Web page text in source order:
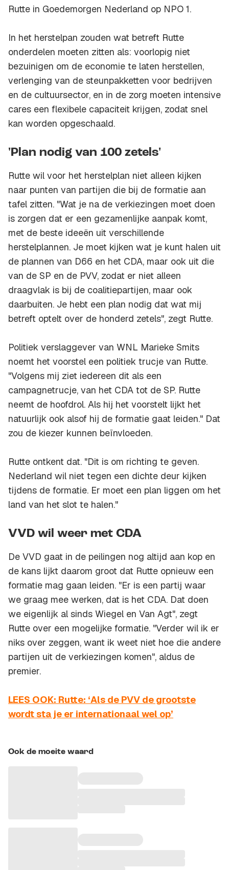
Rutte in Goedemorgen Nederland op NPO 1.
In het herstelpan zouden wat betreft Rutte
onderdelen moeten zitten als: voorlopig niet
bezuinigen om de economie te laten herstellen,
verlenging van de steunpakketten voor bedrijven
en de cultuursector, en in de zorg moeten intensive
cares een flexibele capaciteit krijgen, zodat snel
kan worden opgeschaald.
'Plan nodig van 100 zetels'
Rutte wil voor het herstelplan niet alleen kijken
naar punten van partijen die bij de formatie aan
tafel zitten. "Wat je na de verkiezingen moet doen
is zorgen dat er een gezamenlijke aanpak komt,
met de beste ideeën uit verschillende
herstelplannen. Je moet kijken wat je kunt halen uit
de plannen van D66 en het CDA, maar ook uit die
van de SP en de PVV, zodat er niet alleen
draagvlak is bij de coalitiepartijen, maar ook
daarbuiten. Je hebt een plan nodig dat wat mij
betreft optelt over de honderd zetels", zegt Rutte.
Politiek verslaggever van WNL Marieke Smits
noemt het voorstel een politiek trucje van Rutte.
"Volgens mij ziet iedereen dit als een
campagnetrucje, van het CDA tot de SP. Rutte
neemt de hoofdrol. Als hij het voorstelt lijkt het
natuurlijk ook alsof hij de formatie gaat leiden." Dat
zou de kiezer kunnen beïnvloeden.
Rutte ontkent dat. "Dit is om richting te geven.
Nederland wil niet tegen een dichte deur kijken
tijdens de formatie. Er moet een plan liggen om het
land van het slot te halen."
VVD wil weer met CDA
De VVD gaat in de peilingen nog altijd aan kop en
de kans lijkt daarom groot dat Rutte opnieuw een
formatie mag gaan leiden. "Er is een partij waar
we graag mee werken, dat is het CDA. Dat doen
we eigenlijk al sinds Wiegel en Van Agt", zegt
Rutte over een mogelijke formatie. "Verder wil ik er
niks over zeggen, want ik weet niet hoe die andere
partijen uit de verkiezingen komen", aldus de
premier.
LEES OOK: Rutte: ‘Als de PVV de grootste
wordt sta je er internationaal wel op’
Ook de moeite waard